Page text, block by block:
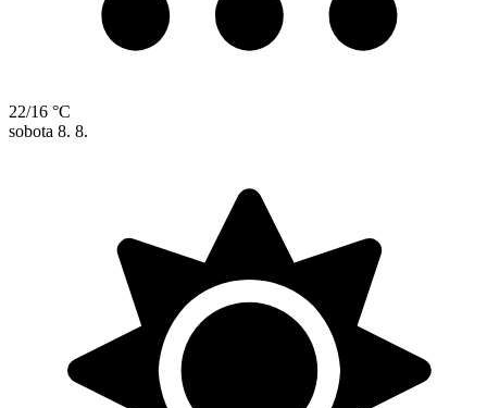
22/16 °C
sobota 8. 8.